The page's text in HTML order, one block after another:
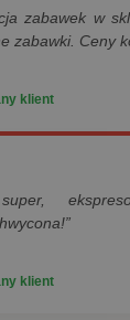
zabawek w
zabawki. Ceny
klient
super,
klient